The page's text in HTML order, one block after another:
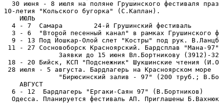
30 июня - 8 июля на поляне Грушинского фестиваля
10-летия "Кольского бугорка" (С.Каплан).
    ИЮЛЬ
  4 - 7  Самара        24-й Грушинский фестиваль
3 - 6  "Второй песенный канал" в рамках Грушинского
9 - 13 Под Йошкар-Олой слет "Костры" под рук.
11 - 27 Сосновоборск Красноярский. Бардсплав "Мана-
Заявки до 15 июня Вл.Бортникову (3912)-
18 - 20 Бийск, КСП "Подснежник" Шукшинские чтения
28 июля - 5 августа. Бардлагерь на Красноярском море
"Бирюсинский залив - 97" (200 труб.;
    АВГУСТ
  6 - 12  Бардлагерь "Ергаки-Саян 97" (В.Бортников)
Одесса. Планируется фестиваль АП. Приглашены